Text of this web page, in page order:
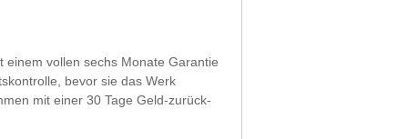
vollen sechs Monate Garantie
bevor sie das Werk
mit einer 30 Tage Geld-zurück-